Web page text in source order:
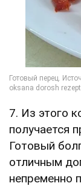
7. Из этого
получается
Готовый
отличным
непременно